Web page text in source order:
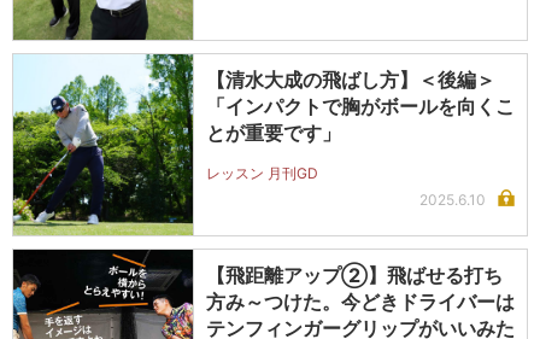
【清水大成の飛ばし方】＜後編＞
「インパクトで胸がボールを向くこ
とが重要です」
レッスン 月刊GD
2025.6.10
【飛距離アップ②】飛ばせる打ち
方み～つけた。今どきドライバーは
テンフィンガーグリップがいいみた